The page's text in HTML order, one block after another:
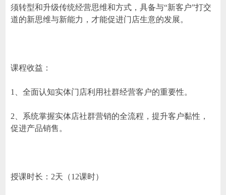
须转型和升级传统经营思维和方式，具备与“新客户”打交
道的新思维与新能力，才能促进门店生意的发展。
课程收益：
1、全面认知实体门店利用社群经营客户的重要性。
2、系统掌握实体店社群营销的全流程，提升客户黏性，
促进产品销售。
授课时长：2天（12课时）